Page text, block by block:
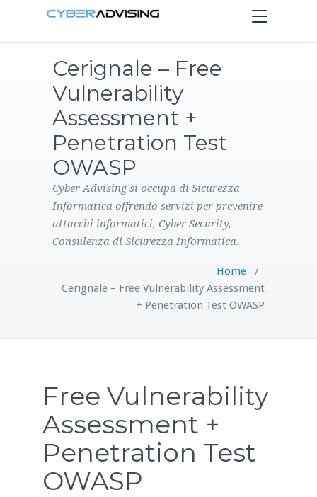
Toggle
navigation
PRODOTTI
CONTATTI
Cerignale – Free
Vulnerability
Assessment +
Penetration Test
OWASP
Cyber Advising si occupa di Sicurezza
Informatica offrendo servizi per prevenire
attacchi informatici, Cyber Security,
Consulenza di Sicurezza Informatica.
Home/
Cerignale – Free Vulnerability Assessment
+ Penetration Test OWASP
Free Vulnerability
Assessment +
Penetration Test
OWASP